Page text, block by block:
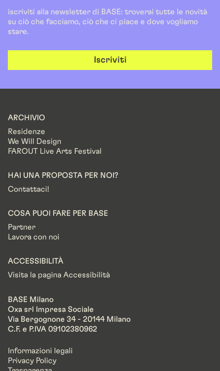
iscriviti alla newsletter di BASE: troverai tutte le novità
su ciò che facciamo, ciò che ci piace e dove vogliamo
stare.
Iscriviti
ARCHIVIO
Residenze
We Will Design
FAROUT Live Arts Festival
HAI UNA PROPOSTA PER NOI?
Contattaci!
COSA PUOI FARE PER BASE
Partner
Lavora con noi
ACCESSIBILITÀ
Visita la pagina Accessibilità
BASE Milano
Oxa srl Impresa Sociale
Via Bergognone 34 - 20144 Milano
C.F. e P.IVA 09102380962
Informazioni legali
Privacy Policy